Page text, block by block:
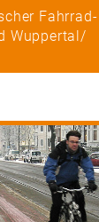
Fahrrad-
Wuppertal/